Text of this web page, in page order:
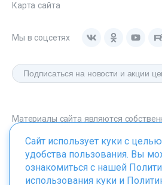
Карта сайта
Мы в соцсетях
Материалы сайта являются
onclinic.ru запрещено в соответствии
Сайт использует куки с
удобства пользования. Вы
ознакомиться с нашей
использования куки и